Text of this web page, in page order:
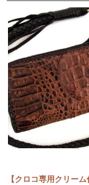
【クロコ専用クリー